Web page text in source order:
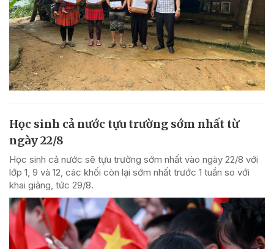
Học sinh cả nước tựu trường sớm nhất từ
ngày 22/8
Học sinh cả nước sẽ tựu trường sớm nhất vào ngày 22/8 với
lớp 1, 9 và 12, các khối còn lại sớm nhất trước 1 tuần so với
khai giảng, tức 29/8.